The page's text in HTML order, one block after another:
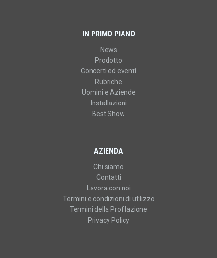
IN PRIMO PIANO
News
Prodotto
Concerti ed eventi
Rubriche
Uomini e Aziende
Installazioni
Best Show
AZIENDA
Chi siamo
Contatti
Lavora con noi
Termini e condizioni di utilizzo
Termini della Profilazione
Privacy Policy